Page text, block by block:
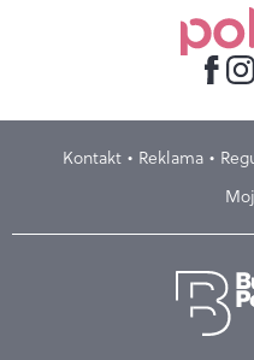
Kontakt Reklama